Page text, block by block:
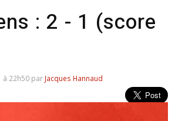
: 2 - 1 (score
à 22h50 par Jacques Hannaud